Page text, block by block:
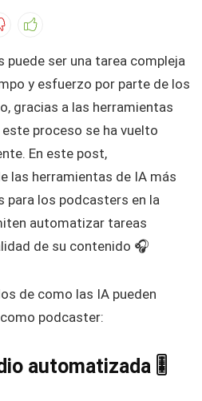
puede ser una tarea compleja
y esfuerzo por parte de los
gracias a las herramientas
proceso se ha vuelto
En este post,
las herramientas de IA más
para los podcasters en la
automatizar tareas
de su contenido 🎧
de como las IA pueden
podcaster:
automatizada 🎚️